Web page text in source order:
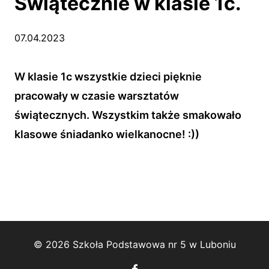
07.04.2023
W klasie 1c wszystkie dzieci pięknie
pracowały w czasie warsztatów
świątecznych. Wszystkim także smakowało
klasowe śniadanko wielkanocne! :))
© 2026 Szkoła Podstawowa nr 5 w Luboniu